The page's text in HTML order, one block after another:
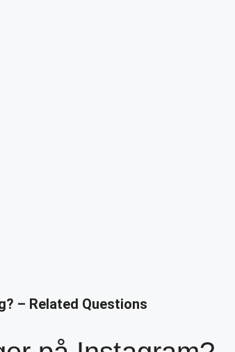
– Related Questions